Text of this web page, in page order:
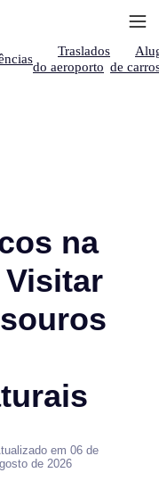
Traslados
do aeroporto de
na
Visitar
em 06 de
de 2026